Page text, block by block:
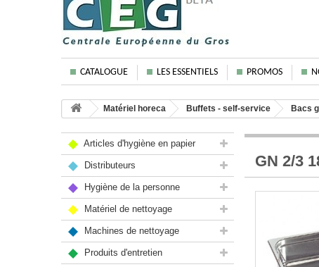
CATALOGUE LES ESSENTIELS PROMOS
Matériel horeca Buffets - self-service Bacs
Articles d'hygiène en papier
Distributeurs
Hygiène de la personne
Matériel de nettoyage
Machines de nettoyage
Produits d'entretien
GN 2/3